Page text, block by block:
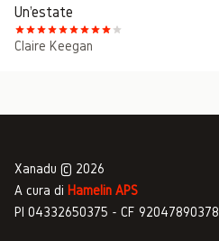
Un'estate
Claire Keegan
Xanadu © 2026
A cura di Hamelin APS
PI 04332650375 - CF 92047890378